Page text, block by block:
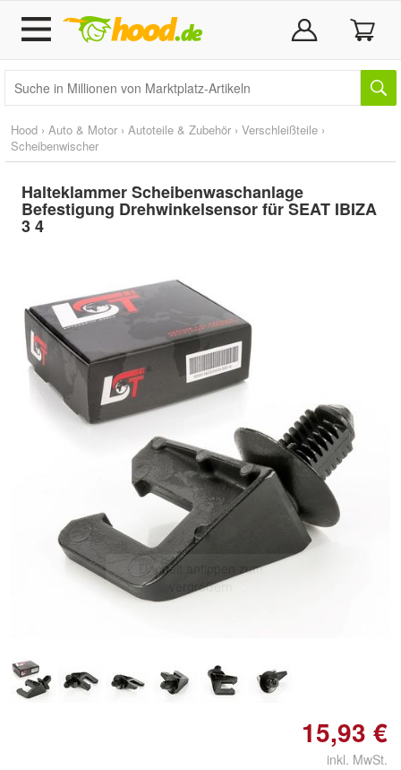
Hood › Auto & Motor › Autoteile & Zubehör › Verschleißteile ›
Scheibenwischer
Halteklammer Scheibenwaschanlage
Befestigung Drehwinkelsensor für SEAT IBIZA
3 4
Doppelt antippen zum
vergrößern
15,93 €
inkl. MwSt.